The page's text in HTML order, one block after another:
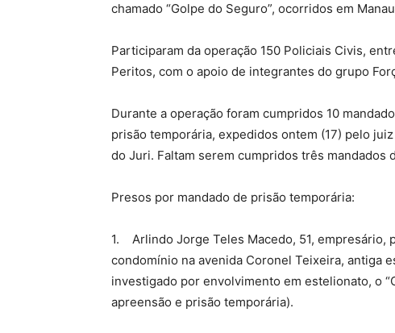
chamado “Golpe do Seguro”, ocorridos em
Participaram da operação 150 Policiais Civis,
Peritos, com o apoio de integrantes do grupo
Durante a operação foram cumpridos 10
prisão temporária, expedidos ontem (17) pelo
do Juri. Faltam serem cumpridos três mandados
Presos por mandado de prisão temporária:
1. Arlindo Jorge Teles Macedo, 51, empresário,
condomínio na avenida Coronel Teixeira, antiga
investigado por envolvimento em estelionato, o
apreensão e prisão temporária).